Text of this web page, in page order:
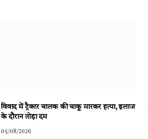
विवाद में ट्रैक्टर चालक की चाकू मारकर हत्या, इलाज
के दौरान तोड़ा दम
05/08/2026